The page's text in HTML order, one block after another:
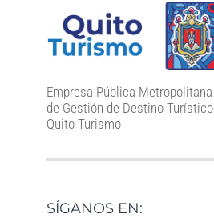
Empresa Pública Metropolitana
de Gestión de Destino Turístico
Quito Turismo
SÍGANOS EN: